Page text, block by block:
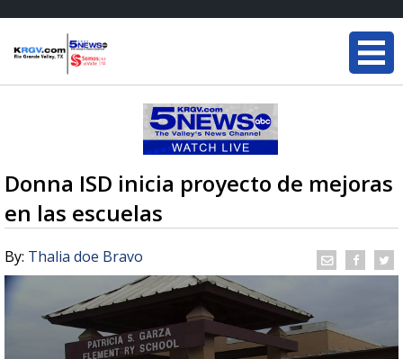
Donna ISD inicia proyecto de mejoras
en las escuelas
By: Thalia doe Bravo